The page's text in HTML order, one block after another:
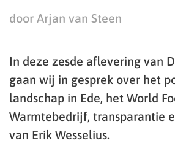
door Arjan van Steen
In deze zesde aflevering van
gaan wij in gesprek over het
landschap in Ede, het World
Warmtebedrijf, transparantie
van Erik Wesselius.